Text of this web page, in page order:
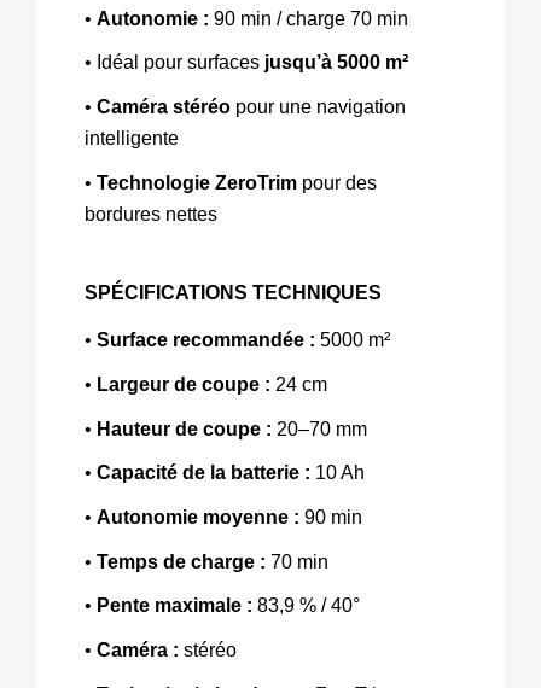
• Autonomie : 90 min / charge 70 min
• Idéal pour surfaces jusqu’à 5000 m²
• Caméra stéréo pour une navigation
intelligente
• Technologie ZeroTrim pour des
bordures nettes
SPÉCIFICATIONS TECHNIQUES
• Surface recommandée : 5000 m²
• Largeur de coupe : 24 cm
• Hauteur de coupe : 20–70 mm
• Capacité de la batterie : 10 Ah
• Autonomie moyenne : 90 min
• Temps de charge : 70 min
• Pente maximale : 83,9 % / 40°
• Caméra : stéréo